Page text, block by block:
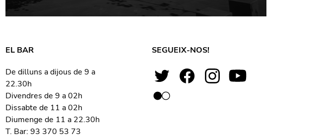
EL BAR
De dilluns a dijous de 9 a
22.30h
Divendres de 9 a 02h
Dissabte de 11 a 02h
Diumenge de 11 a 22.30h
T. Bar: 93 370 53 73
SEGUEIX-NOS!